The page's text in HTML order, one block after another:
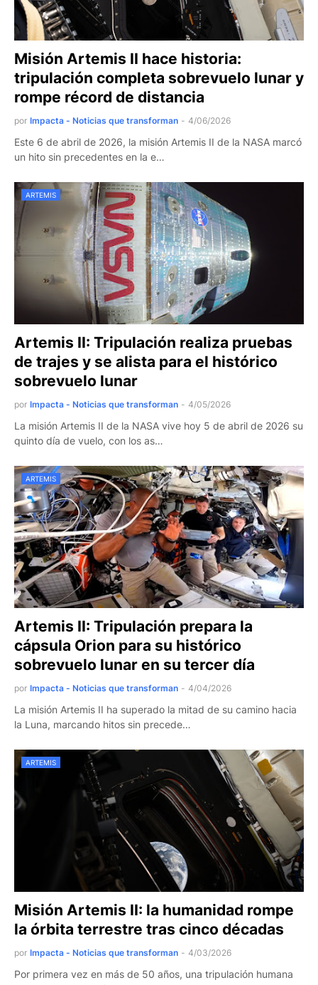
Misión Artemis II hace historia:
tripulación completa sobrevuelo lunar y
rompe récord de distancia
por Impacta - Noticias que transforman - 4/06/2026
Este 6 de abril de 2026, la misión Artemis II de la NASA marcó
un hito sin precedentes en la e…
ARTEMIS
Artemis II: Tripulación realiza pruebas
de trajes y se alista para el histórico
sobrevuelo lunar
por Impacta - Noticias que transforman - 4/05/2026
La misión Artemis II de la NASA vive hoy 5 de abril de 2026 su
quinto día de vuelo, con los as…
ARTEMIS
Artemis II: Tripulación prepara la
cápsula Orion para su histórico
sobrevuelo lunar en su tercer día
por Impacta - Noticias que transforman - 4/04/2026
La misión Artemis II ha superado la mitad de su camino hacia
la Luna, marcando hitos sin precede…
ARTEMIS
Misión Artemis II: la humanidad rompe
la órbita terrestre tras cinco décadas
por Impacta - Noticias que transforman - 4/03/2026
Por primera vez en más de 50 años, una tripulación humana